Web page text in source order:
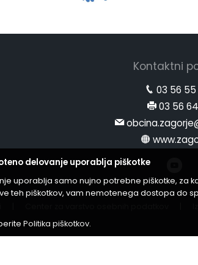
Kontaktni
03 56 55
03 56 64
delovanje uporablja piškotke
uporablja samo nujno potrebne piškotke, za
teh piškotkov, vam nemotenega dostopa do
Politika piškotkov.